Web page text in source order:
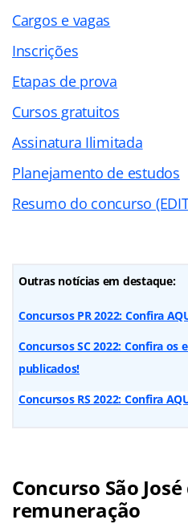
Cargos e vagas
Inscrições
Etapas de prova
Cursos gratuitos
Assinatura Ilimitada
Planejamento de estudos
Resumo do concurso
Outras notícias em destaque:
Concursos PR 2022: Confira
Concursos SC 2022: Confira os
publicados!
Concursos RS 2022: Confira
Concurso São
remuneração